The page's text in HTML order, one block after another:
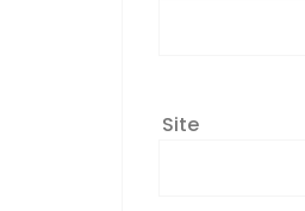
Site